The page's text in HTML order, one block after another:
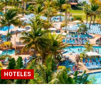
HOTELES